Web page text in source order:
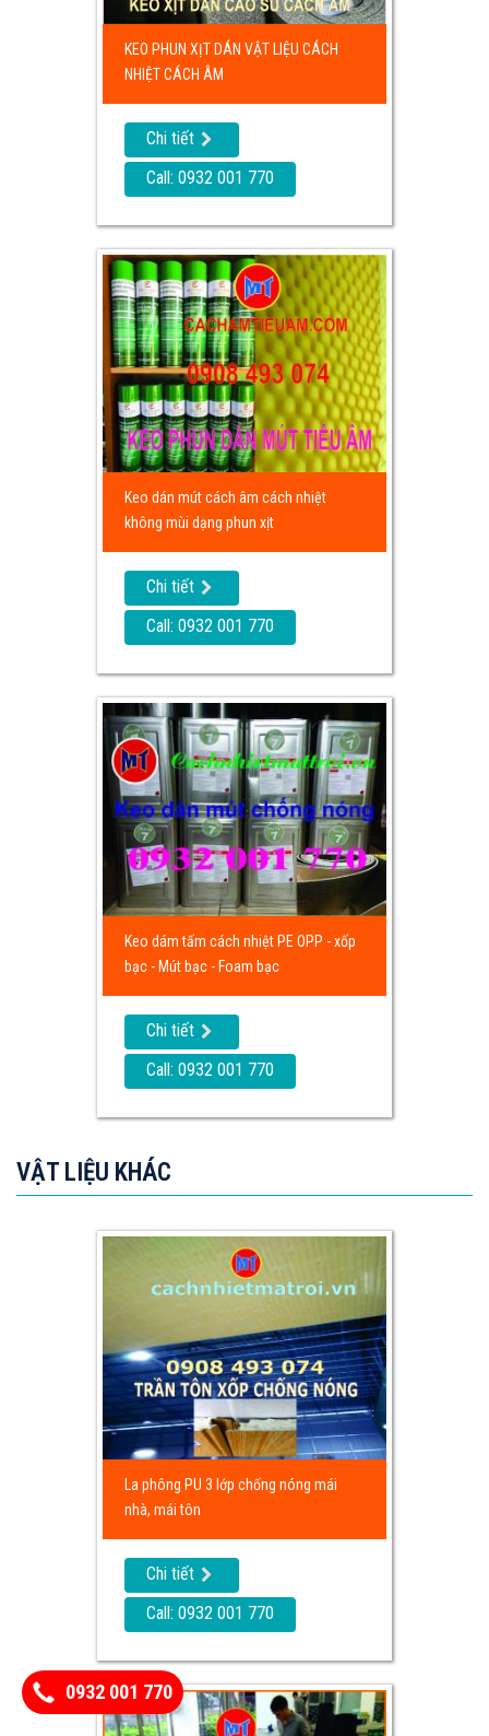
KEO PHUN XỊT DÁN VẬT LIỆU CÁCH
NHIỆT CÁCH ÂM
Chi tiết
Call: 0932 001 770
Keo dán mút cách âm cách nhiệt
không mùi dạng phun xịt
Chi tiết
Call: 0932 001 770
Keo dám tấm cách nhiệt PE OPP - xốp
bạc - Mút bạc - Foam bạc
Chi tiết
Call: 0932 001 770
VẬT LIỆU KHÁC
La phông PU 3 lớp chống nóng mái
nhà, mái tôn
Chi tiết
Call: 0932 001 770
0932 001 770